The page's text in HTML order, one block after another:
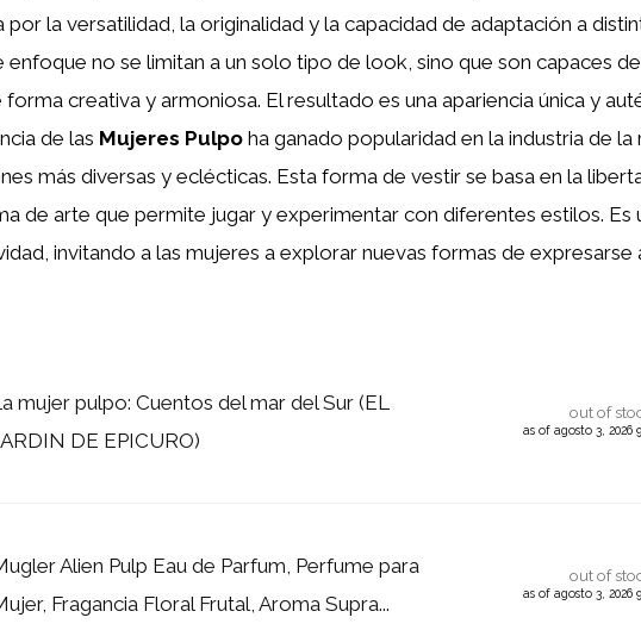
la versatilidad, la originalidad y la capacidad de adaptación a
enfoque no se limitan a un solo tipo de look, sino que son capaces
creativa y armoniosa. El resultado es una apariencia única y
de las Mujeres Pulpo ha ganado popularidad en la industria de
más diversas y eclécticas. Esta forma de vestir se basa en la
de arte que permite jugar y experimentar con diferentes estilos.
invitando a las mujeres a explorar nuevas formas de
mujer pulpo: Cuentos del mar del Sur (EL
DE EPICURO)
out of
as of agosto 3, 2026
Alien Pulp Eau de Parfum, Perfume para
Fragancia Floral Frutal, Aroma Supra...
out of
as of agosto 3, 2026